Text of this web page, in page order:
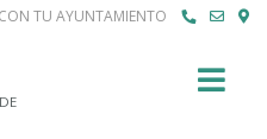
TU AYUNTAMIENTO